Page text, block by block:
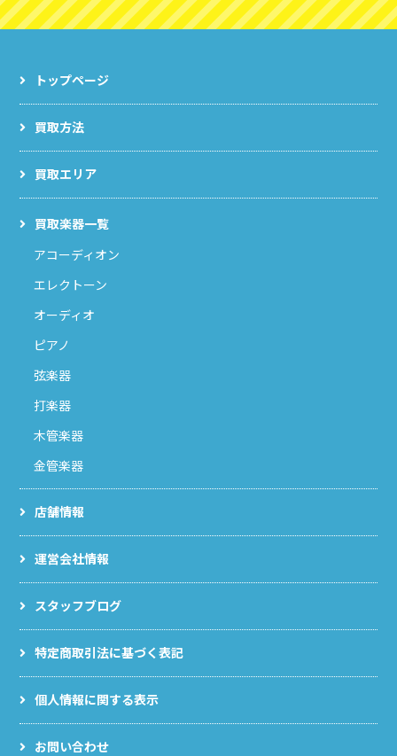
トップページ
買取方法
買取エリア
買取楽器一覧
アコーディオン
エレクトーン
オーディオ
ピアノ
弦楽器
打楽器
木管楽器
金管楽器
店舗情報
運営会社情報
スタッフブログ
特定商取引法に基づく表記
個人情報に関する表示
お問い合わせ